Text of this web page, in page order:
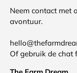
Neem contact met
avontuur.
Of gebruik de chat